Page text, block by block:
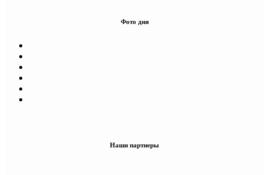
Фото дня
Наши партнеры